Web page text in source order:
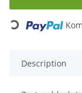
Loading...
Description